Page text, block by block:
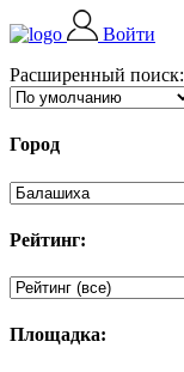
Войти
Расширенный поиск:
Город
Рейтинг:
Площадка: